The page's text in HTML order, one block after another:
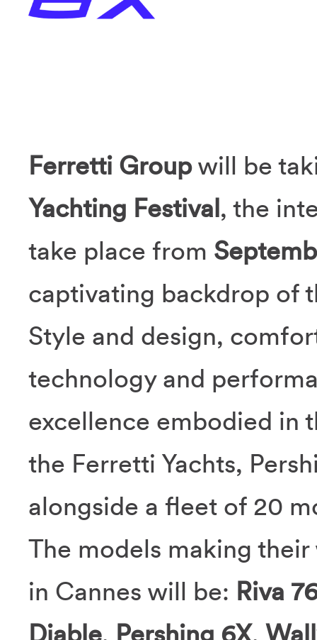
Ferretti Groupwill be
Yachting Festival, the
take place from
captivating backdrop of
Style and design,
technology and
excellence embodied in
the Ferretti Yachts,
alongside a fleet of 20
The models making
in Cannes will be: Riva